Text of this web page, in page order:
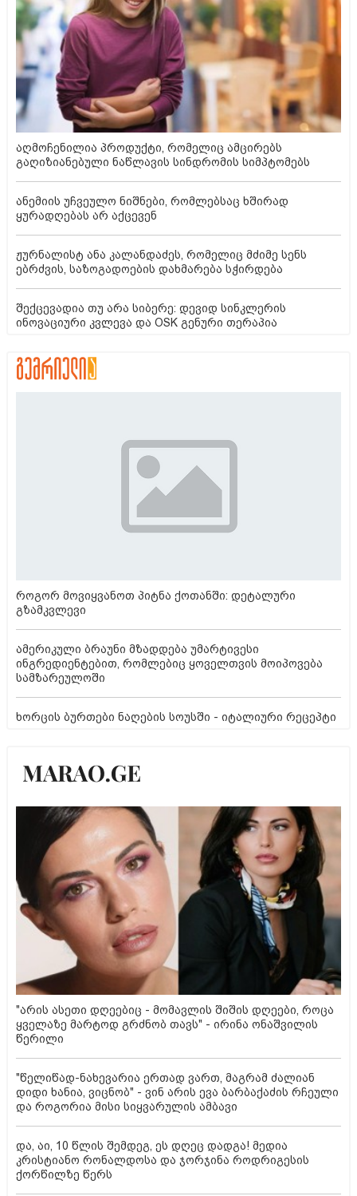
აღმოჩენილია პროდუქტი, რომელიც ამცირებს
გაღიზიანებული ნაწლავის სინდრომის სიმპტომებს
ანემიის უჩვეულო ნიშნები, რომლებსაც ხშირად
ყურადღებას არ აქცევენ
ჟურნალისტ ანა კალანდაძეს, რომელიც მძიმე სენს
ებრძვის, საზოგადოების დახმარება სჭირდება
შექცევადია თუ არა სიბერე: დევიდ სინკლერის
ინოვაციური კვლევა და OSK გენური თერაპია
როგორ მოვიყვანოთ პიტნა ქოთანში: დეტალური
გზამკვლევი
ამერიკული ბრაუნი მზადდება უმარტივესი
ინგრედიენტებით, რომლებიც ყოველთვის მოიპოვება
სამზარეულოში
ხორცის ბურთები ნაღების სოუსში - იტალიური რეცეპტი
"არის ასეთი დღეებიც - მომავლის შიშის დღეები, როცა
ყველაზე მარტოდ გრძნობ თავს" - ირინა ონაშვილის
წერილი
"წელიწად-ნახევარია ერთად ვართ, მაგრამ ძალიან
დიდი ხანია, ვიცნობ" - ვინ არის ევა ბარბაქაძის რჩეული
და როგორია მისი სიყვარულის ამბავი
და, აი, 10 წლის შემდეგ, ეს დღეც დადგა! მედია
კრისტიანო რონალდოსა და ჯორჯინა როდრიგესის
ქორწილზე წერს